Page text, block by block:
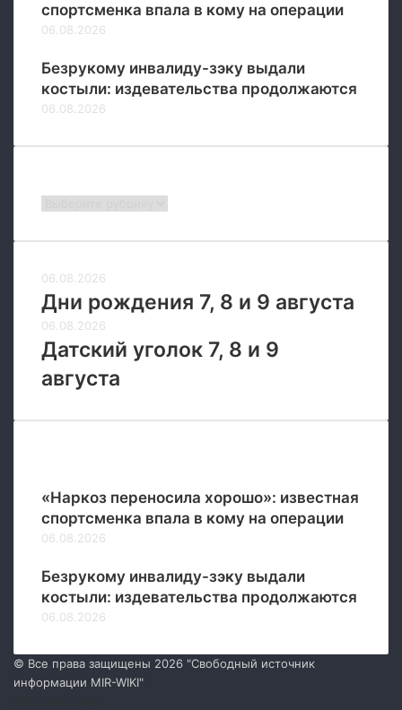
спортсменка впала в кому на операции
06.08.2026
Безрукому инвалиду-зэку выдали
костыли: издевательства продолжаются
06.08.2026
06.08.2026
Дни рождения 7, 8 и 9 августа
06.08.2026
Датский уголок 7, 8 и 9
августа
«Наркоз переносила хорошо»: известная
спортсменка впала в кому на операции
06.08.2026
Безрукому инвалиду-зэку выдали
костыли: издевательства продолжаются
06.08.2026
© Все права защищены 2026 "Свободный источник
информации MIR-WIKI"